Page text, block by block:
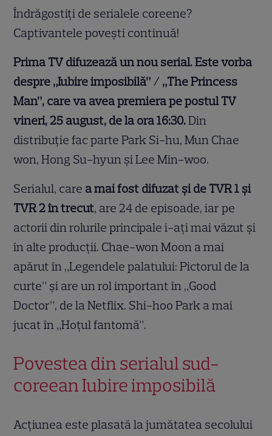
Îndrăgostiți de serialele coreene?
Captivantele povești continuă!
Prima TV difuzează un nou serial. Este vorba
despre „Iubire imposibilă” / „The Princess
Man”, care va avea premiera pe postul TV
vineri, 25 august, de la ora 16:30.Din
distribuție fac parte Park Si-hu, Mun Chae
won, Hong Su-hyun și Lee Min-woo.
Serialul, care a mai fost difuzat și de TVR 1 și
TVR 2 în trecut, are 24 de episoade, iar pe
actorii din rolurile principale i-ați mai văzut și
în alte producții. Chae-won Moon a mai
apărut în „Legendele palatului: Pictorul de la
curte” și are un rol important în „Good
Doctor”, de la Netflix. Shi-hoo Park a mai
jucat în „Hoţul fantomă”.
Povestea din serialul sud-
coreean Iubire imposibilă
Acţiunea este plasată la jumătatea secolului